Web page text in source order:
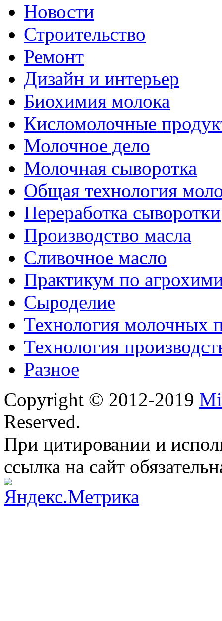
Новости
Строительство
Ремонт
Дизайн и интерьер
Биохимия молока
Кисломолочные
Молочное дело
Молочная сыворотка
Общая технология
Переработка сыворотки
Производство масла
Сливочное масло
Практикум по
Сыроделие
Технология молочных
Технология
Разное
Copyright © 2012-2019
Reserved.
При цитировании и
ссылка на сайт